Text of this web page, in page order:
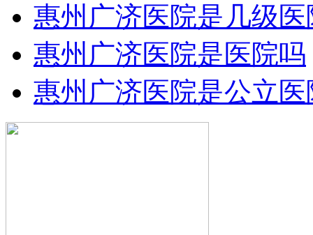
惠州广济医院是几级医
惠州广济医院是医院吗
惠州广济医院是公立医